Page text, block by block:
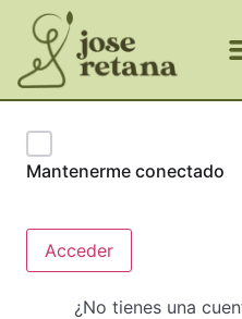
Mantenerme conectado
Acceder
¿No tienes una